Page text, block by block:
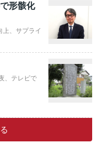
形骸化
上、サプライ
、テレビで